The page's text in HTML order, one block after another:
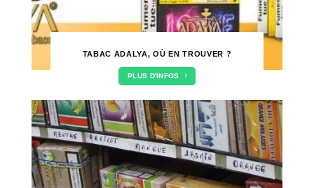
TABAC ADALYA, OÙ EN TROUVER ?
PLUS D'INFOS